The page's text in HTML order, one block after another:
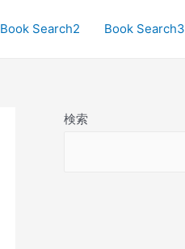
Book Search2 Book Search3
検索